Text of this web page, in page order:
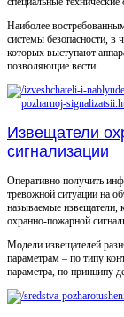
Наиболее
системы безопасности, в
которых выступают
позволяющие вести ...
Извещатели
сигнализации
Оперативно получить
тревожной ситуации на
называемые извещатели,
охранно-пожарной
Модели извещателей
параметрам – по типу
параметра, по принципу